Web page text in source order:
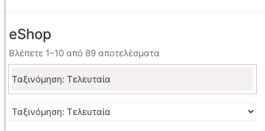
eShop
Βλέπετε 1–10 από 89 αποτελέσματα
by
Ταξινόμηση: Τελευταία